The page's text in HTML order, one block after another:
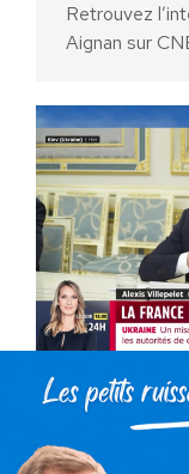
Retrouvez
Aignan sur
Alexis
29/12/